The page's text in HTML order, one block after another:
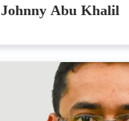
Johnny Abu Khalil